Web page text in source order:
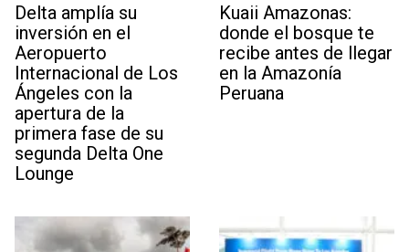
Delta amplía su
inversión en el
Aeropuerto
Internacional de Los
Ángeles con la
apertura de la
primera fase de su
segunda Delta One
Lounge
Kuaii Amazonas:
donde el bosque te
recibe antes de llegar
en la Amazonía
Peruana